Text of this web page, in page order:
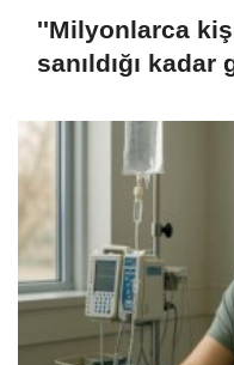
''Milyonlarca
sanıldığı